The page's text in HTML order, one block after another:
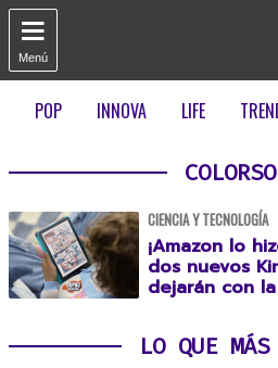

Menú
POP INNOVA LIFE
CIENCIA Y TECNOLOGÍA
¡Amazon lo
dos nuevos
dejarán con
LO QUE MÁS